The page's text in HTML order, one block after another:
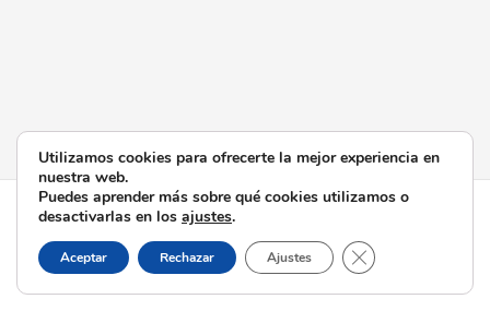
Todos los derechos © 2026 Esperanza de Triana | Funciona
gracias aTema Astra para WordPress
Utilizamos cookies para ofrecerte la mejor experiencia en
nuestra web.
Puedes aprender más sobre qué cookies utilizamos o
desactivarlas en los ajustes.
Aceptar Rechazar Ajustes Cerrar el banner